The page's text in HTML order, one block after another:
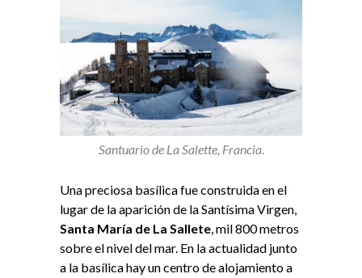
Santuario de La Salette, Francia.
Una preciosa basílica fue construida en el
lugar de la aparición de la Santísima Virgen,
Santa María de La Sallete, mil 800 metros
sobre el nivel del mar. En la actualidad junto
a la basílica hay un centro de alojamiento a